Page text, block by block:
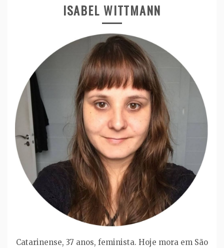
ISABEL WITTMANN
Catarinense, 37 anos, feminista. Hoje mora em São